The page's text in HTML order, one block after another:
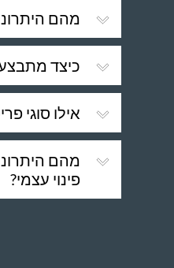
מהם
כיצד מתבצע
אילו סוגי
מהם
פינוי עצמי?